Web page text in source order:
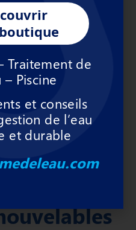
Traitement de
– Piscine
et conseils
de l’eau
et durable